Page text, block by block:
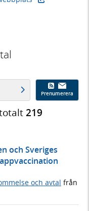
Prenumerera
219
och Sveriges
och avtal från